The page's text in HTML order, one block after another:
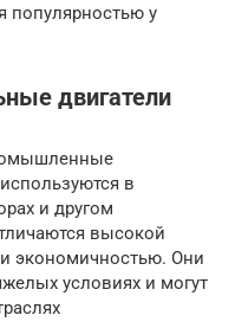
популярностью у
двигатели
в
и другом
высокой
экономичностью. Они
условиях и могут